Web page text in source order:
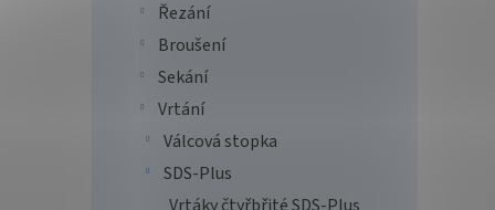
Řezání
Broušení
Sekání
Vrtání
Válcová stopka
SDS-Plus